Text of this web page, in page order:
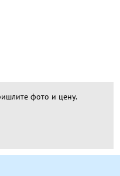
фото и цену.